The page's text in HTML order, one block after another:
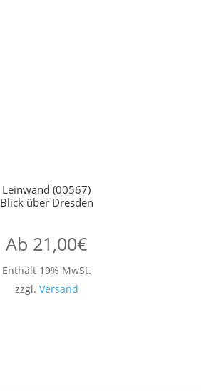
Leinwand (00567)
Blick über Dresden
Ab 21,00€
Enthält 19% MwSt.
zzgl. Versand